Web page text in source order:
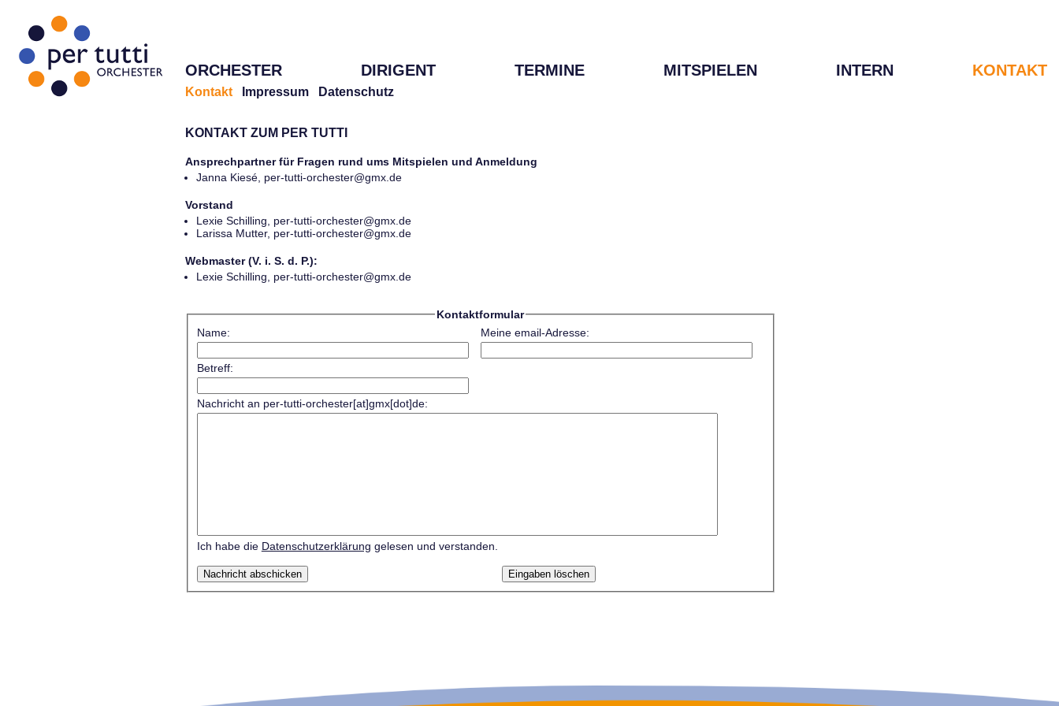
ORCHESTER DIRIGENT TERMINE MITSPIELEN INTERN KONTAKT
Kontakt Impressum Datenschutz
KONTAKT ZUM PER TUTTI
Ansprechpartner für Fragen rund ums Mitspielen und Anmeldung
Janna Kiesé, per-tutti-orchester@gmx.de
Vorstand
Lexie Schilling, per-tutti-orchester@gmx.de
Larissa Mutter, per-tutti-orchester@gmx.de
Webmaster (V. i. S. d. P.):
Lexie Schilling, per-tutti-orchester@gmx.de
Kontaktformular
Name:
Meine email-Adresse:
Betreff:
Nachricht an per-tutti-orchester[at]gmx[dot]de:
Ich habe die Datenschutzerklärung gelesen und verstanden.